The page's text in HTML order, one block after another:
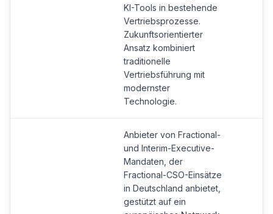
KI-Tools in bestehende
Vertriebsprozesse.
Zukunftsorientierter
Ansatz kombiniert
traditionelle
Vertriebsführung mit
modernster
Technologie.
Anbieter von Fractional-
und Interim-Executive-
Mandaten, der
Fractional-CSO-Einsätze
in Deutschland anbietet,
gestützt auf ein